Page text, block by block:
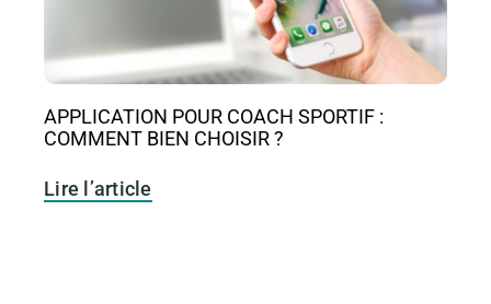
APPLICATION POUR COACH SPORTIF :
COMMENT BIEN CHOISIR ?
Lire l’article